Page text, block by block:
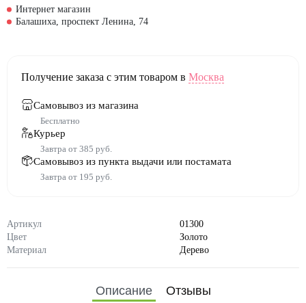
Артикул
01300
Цвет
Золото
Материал
Дерево
Интернет магазин
Балашиха, проспект Ленина, 74
Получение заказа с этим товаром в Москва
Самовывоз из магазина
Бесплатно
Курьер
Завтра от 385 руб.
Самовывоз из пункта выдачи или постамата
Завтра от 195 руб.
Описание Отзывы